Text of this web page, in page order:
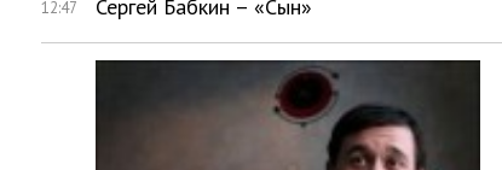
12:47 Сергей Бабкин – «Сын»